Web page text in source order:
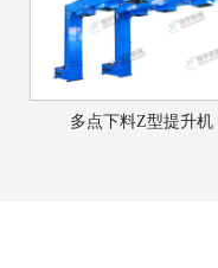
多点下料Z型提升机